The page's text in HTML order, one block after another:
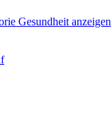
Gesundheit anzeigen